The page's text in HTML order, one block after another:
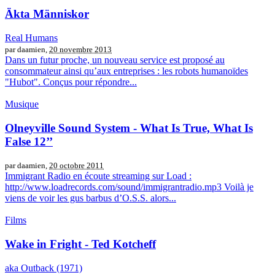
Äkta Människor
Real Humans
par daamien, 20 novembre 2013
Dans un futur proche, un nouveau service est proposé au
consommateur ainsi qu’aux entreprises : les robots humanoïdes
"Hubot". Conçus pour répondre...
Musique
Olneyville Sound System - What Is True, What Is
False 12’’
par daamien, 20 octobre 2011
Immigrant Radio en écoute streaming sur Load :
http://www.loadrecords.com/sound/immigrantradio.mp3 Voilà je
viens de voir les gus barbus d’O.S.S. alors...
Films
Wake in Fright - Ted Kotcheff
aka Outback (1971)